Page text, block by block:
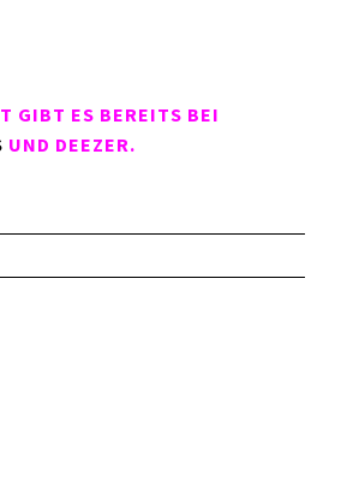
GIBT ES BEREITS BEI
UND DEEZER.